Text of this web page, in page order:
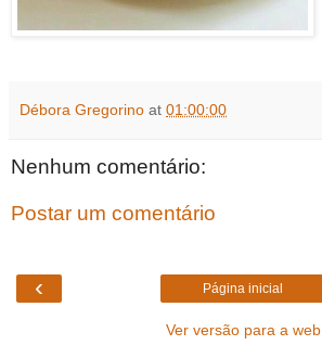
Débora Gregorino at 01:00:00
Nenhum comentário:
Postar um comentário
‹ Página inicial
Ver versão para a web